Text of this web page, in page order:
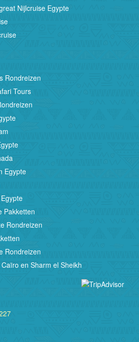
Nijlcruise Egypte
Rondreizen
Tours
Egypte
Pakketten
Rondreizen
Rondreizen
en Sharm el Sheikh